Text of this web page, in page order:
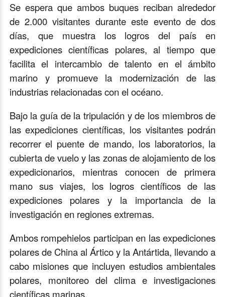
Se espera que ambos buques reciban alrededor
de 2.000 visitantes durante este evento de dos
días, que muestra los logros del país en
expediciones científicas polares, al tiempo que
facilita el intercambio de talento en el ámbito
marino y promueve la modernización de las
industrias relacionadas con el océano.
Bajo la guía de la tripulación y de los miembros de
las expediciones científicas, los visitantes podrán
recorrer el puente de mando, los laboratorios, la
cubierta de vuelo y las zonas de alojamiento de los
expedicionarios, mientras conocen de primera
mano sus viajes, los logros científicos de las
expediciones polares y la importancia de la
investigación en regiones extremas.
Ambos rompehielos participan en las expediciones
polares de China al Ártico y la Antártida, llevando a
cabo misiones que incluyen estudios ambientales
polares, monitoreo del clima e investigaciones
científicas marinas.